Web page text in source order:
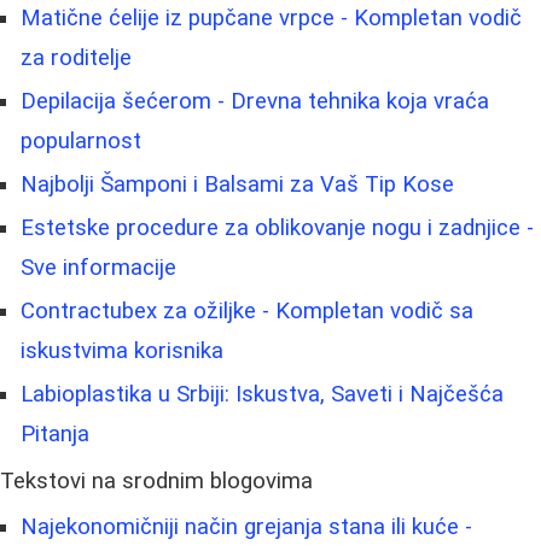
Matične ćelije iz pupčane vrpce - Kompletan vodič
za roditelje
Depilacija šećerom - Drevna tehnika koja vraća
popularnost
Najbolji Šamponi i Balsami za Vaš Tip Kose
Estetske procedure za oblikovanje nogu i zadnjice -
Sve informacije
Contractubex za ožiljke - Kompletan vodič sa
iskustvima korisnika
Labioplastika u Srbiji: Iskustva, Saveti i Najčešća
Pitanja
Tekstovi na srodnim blogovima
Najekonomičniji način grejanja stana ili kuće -